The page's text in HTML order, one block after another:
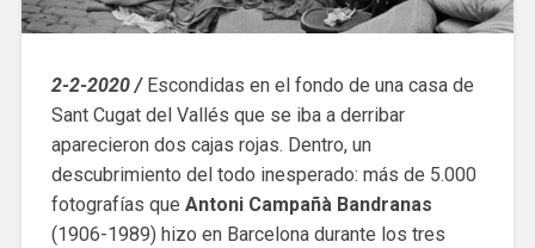
2-2-2020 /Escondidas en el fondo de una casa de
Sant Cugat del Vallés que se iba a derribar
aparecieron dos cajas rojas. Dentro, un
descubrimiento del todo inesperado: más de 5.000
fotografías que Antoni Campañà Bandranas
(1906-1989) hizo en Barcelona durante los tres